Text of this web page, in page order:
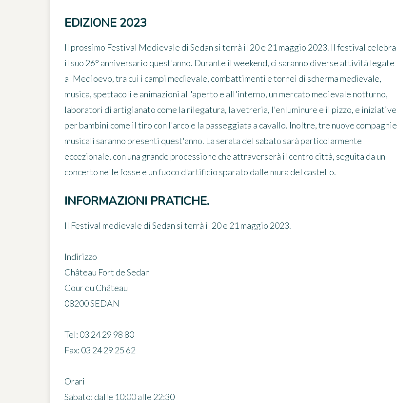
EDIZIONE 2023
Il prossimo Festival Medievale di Sedan si terrà il 20 e 21 maggio 2023. Il festival celebra
il suo 26° anniversario quest'anno. Durante il weekend, ci saranno diverse attività legate
al Medioevo, tra cui i campi medievale, combattimenti e tornei di scherma medievale,
musica, spettacoli e animazioni all'aperto e all'interno, un mercato medievale notturno,
laboratori di artigianato come la rilegatura, la vetreria, l'enluminure e il pizzo, e iniziative
per bambini come il tiro con l'arco e la passeggiata a cavallo. Inoltre, tre nuove compagnie
musicali saranno presenti quest'anno. La serata del sabato sarà particolarmente
eccezionale, con una grande processione che attraverserà il centro città, seguita da un
concerto nelle fosse e un fuoco d'artificio sparato dalle mura del castello.
INFORMAZIONI PRATICHE.
Il Festival medievale di Sedan si terrà il 20 e 21 maggio 2023.
Indirizzo
Château Fort de Sedan
Cour du Château
08200 SEDAN
Tel: 03 24 29 98 80
Fax: 03 24 29 25 62
Orari
Sabato: dalle 10:00 alle 22:30